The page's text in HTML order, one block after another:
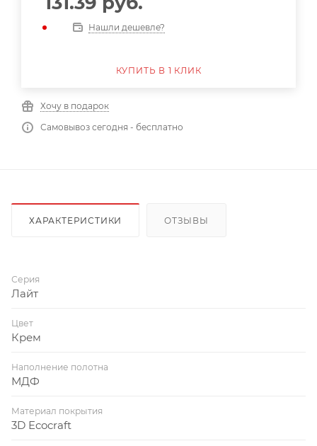
Нашли дешевле?
КУПИТЬ В 1 КЛИК
Хочу в подарок
Самовывоз сегодня - бесплатно
ХАРАКТЕРИСТИКИ ОТЗЫВЫ
Серия
Лайт
Цвет
Крем
Наполнение полотна
МДФ
Материал покрытия
3D Ecocraft